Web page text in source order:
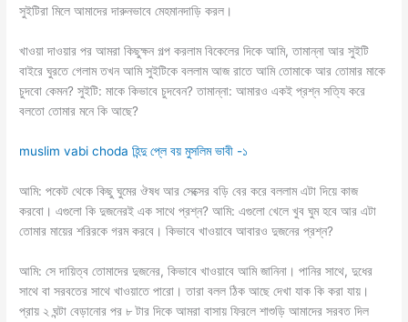
সুইটিরা মিলে আমাদের দারুনভাবে মেহমানদাড়ি করল।
খাওয়া দাওয়ার পর আমরা কিছুক্ষন গল্প করলাম বিকেলের দিকে আমি, তামান্না আর সুইটি
বাইরে ঘুরতে গেলাম তখন আমি সুইটিকে বললাম আজ রাতে আমি তোমাকে আর তোমার মাকে
চুদবো কেমন? সুইটি: মাকে কিভাবে চুদবেন? তামান্না: আমারও একই প্রশ্ন সত্যি করে
বলতো তোমার মনে কি আছে?
muslim vabi choda হিন্দু প্লে বয় মুসলিম ভাবী -১
আমি: পকেট থেকে কিছু ঘুমের ঔষধ আর সেক্সের বড়ি বের করে বললাম এটা দিয়ে কাজ
করবো। এগুলো কি দুজনেরই এক সাথে প্রশ্ন? আমি: এগুলো খেলে খুব ঘুম হবে আর এটা
তোমার মায়ের শরিরকে গরম করবে। কিভাবে খাওয়াবে আবারও দুজনের প্রশ্ন?
আমি: সে দায়িত্ব তোমাদের দুজনের, কিভাবে খাওয়াবে আমি জানিনা। পানির সাথে, দুধের
সাথে বা সরবতের সাথে খাওয়াতে পারো। তারা বলল ঠিক আছে দেখা যাক কি করা যায়।
প্রায় ২ ঘন্টা বেড়ানোর পর ৮ টার দিকে আমরা বাসায় ফিরলে শাশুড়ি আমাদের সরবত দিল